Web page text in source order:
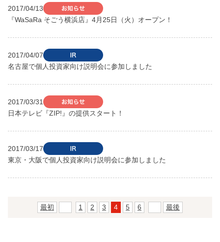
2017/04/13
『WaSaRa そごう横浜店』4月25日（火）オープン！
2017/04/07
名古屋で個人投資家向け説明会に参加しました
2017/03/31
日本テレビ『ZIP!』の提供スタート！
2017/03/17
東京・大阪で個人投資家向け説明会に参加しました
最初 1 2 3 4 5 6 最後